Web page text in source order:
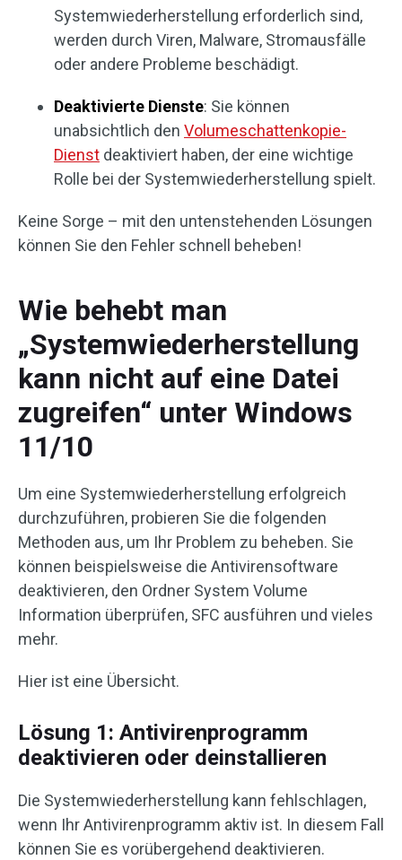
Systemwiederherstellung erforderlich sind,
werden durch Viren, Malware, Stromausfälle
oder andere Probleme beschädigt.
Deaktivierte Dienste: Sie können
unabsichtlich den Volumeschattenkopie-
Dienst deaktiviert haben, der eine wichtige
Rolle bei der Systemwiederherstellung spielt.
Keine Sorge – mit den untenstehenden Lösungen
können Sie den Fehler schnell beheben!
Wie behebt man
„Systemwiederherstellung
kann nicht auf eine Datei
zugreifen“ unter Windows
11/10
Um eine Systemwiederherstellung erfolgreich
durchzuführen, probieren Sie die folgenden
Methoden aus, um Ihr Problem zu beheben. Sie
können beispielsweise die Antivirensoftware
deaktivieren, den Ordner System Volume
Information überprüfen, SFC ausführen und vieles
mehr.
Hier ist eine Übersicht.
Lösung 1: Antivirenprogramm
deaktivieren oder deinstallieren
Die Systemwiederherstellung kann fehlschlagen,
wenn Ihr Antivirenprogramm aktiv ist. In diesem Fall
können Sie es vorübergehend deaktivieren.